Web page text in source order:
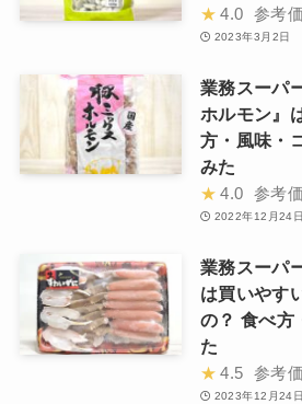
★ 4.0 参考
2023年3月2日
業務スーパ
ホルモン』
方・風味・
みた
★ 4.0 参考
2022年12月24日
業務スーパ
は買いやす
の？ 食べ方
た
★ 4.5 参考
2023年12月24日